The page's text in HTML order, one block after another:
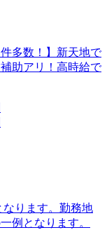
多数！】新天地で
助アリ！高時給で
ります。勤務地
例となります。